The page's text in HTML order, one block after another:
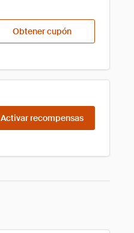
Obtener cupón
Activar recompensas